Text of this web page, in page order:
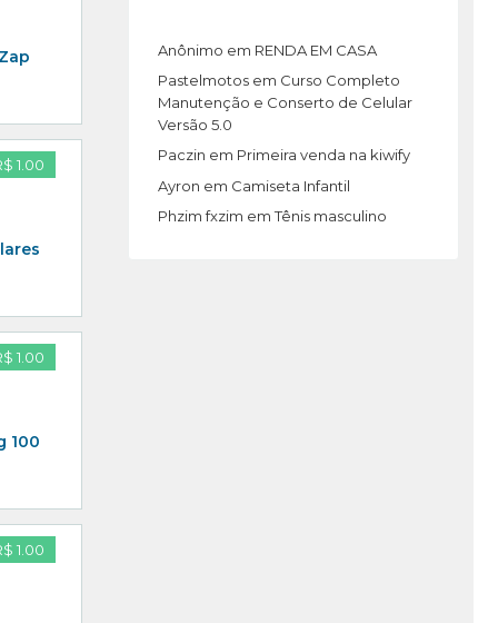
1.00
1.00
100
1.00
Anônimo em RENDA EM CASA
Pastelmotosem Curso Completo
Manutenção e Conserto de Celular
Versão 5.0
Paczin em Primeira venda na kiwify
Ayron em Camiseta Infantil
Phzim fxzim emTênis masculino